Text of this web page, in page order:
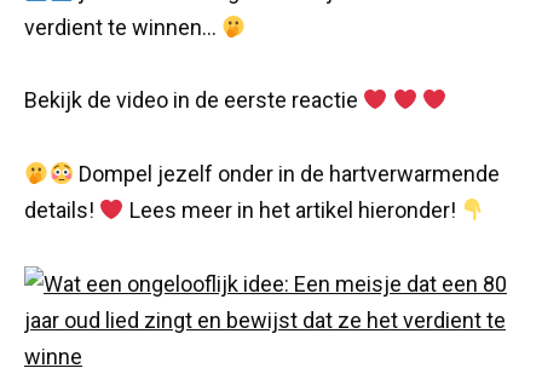
verdient te winnen…
Bekijk de video in de eerste reactie
Dompel jezelf onder in de hartverwarmende
details!
Lees meer in het artikel hieronder!